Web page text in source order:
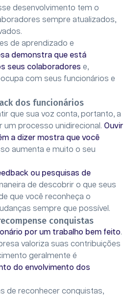
desenvolvimento tem o
sempre atualizados,
de aprendizado e
demonstra que está
seus colaboradores e,
com seus funcionários e
dos funcionários
que sua voz conta, portanto, a
um processo unidirecional. Ouvir
a dizer mostra que você
aumenta e muito o seu
ou pesquisas de
de descobrir o que seus
que você reconheça o
sempre que possível.
conquistas
por um trabalho bem feito.
valoriza suas contribuições
geralmente é
do envolvimento dos
de reconhecer conquistas,